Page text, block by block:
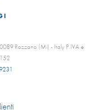
Rozzano (Mi) - Italy P.IVA e